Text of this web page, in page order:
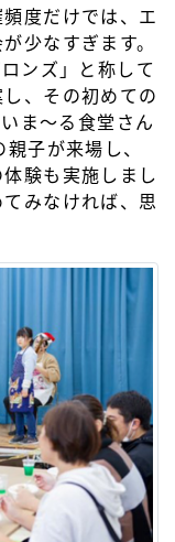
度だけでは、エ
少なすぎます。
ンズ」と称して
、その初めての
ま〜る食堂さん
子が来場し、
験も実施しまし
みなければ、思